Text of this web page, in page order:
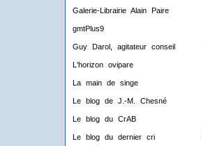
Galerie-Librairie Alain Paire
gmtPlus9
Guy Darol, agitateur conseil
L'horizon ovipare
La main de singe
Le blog de J.-M. Chesné
Le blog du CrAB
Le blog du dernier cri